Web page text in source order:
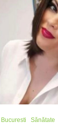
Bucuresti Sănătate